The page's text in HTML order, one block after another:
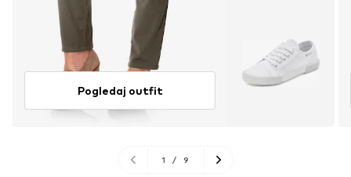
Pogledaj outfit
1 / 9